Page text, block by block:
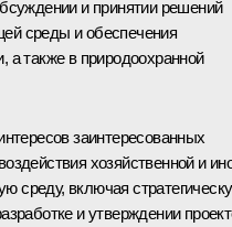
и принятии решений
среды и обеспечения
а также в природоохранной
заинтересованных
хозяйственной и
среду, включая
и утверждении